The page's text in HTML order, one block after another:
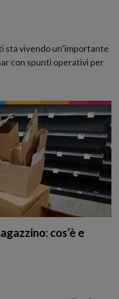
sta vivendo un’importante
con spunti operativi per
cos’è e